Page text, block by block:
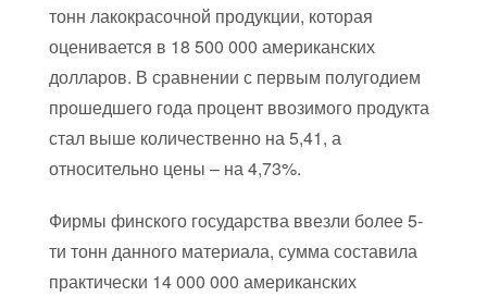
тонн лакокрасочной продукции, которая
оценивается в 18 500 000 американских
долларов. В сравнении с первым полугодием
прошедшего года процент ввозимого продукта
стал выше количественно на 5,41, а
относительно цены – на 4,73%.
Фирмы финского государства ввезли более 5-
ти тонн данного материала, сумма составила
практически 14 000 000 американских